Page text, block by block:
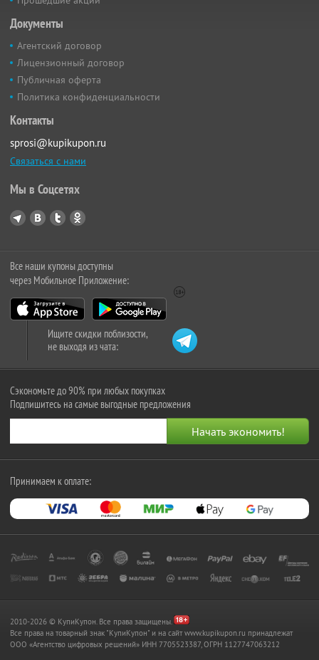
Документы
Агентский договор
Лицензионный договор
Публичная оферта
Политика конфиденциальности
Контакты
sprosi@kupikupon.ru
Связаться с нами
Мы в Соцсетях
Все наши купоны доступны
через Мобильное Приложение:
Ищите скидки поблизости,
не выходя из чата:
Сэкономьте до 90% при любых покупках
Подпишитесь на самые выгодные предложения
Принимаем к оплате:
2010-2026 © КупиКупон. Все права защищены.
Все права на товарный знак "КупиКупон" и на сайт www.kupikupon.ru принадлежат
OOO «Агентство цифровых решений» ИНН 7705523387, ОГРН 1127747063212